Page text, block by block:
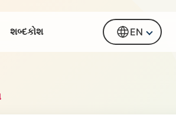
શબ્દકોશ EN